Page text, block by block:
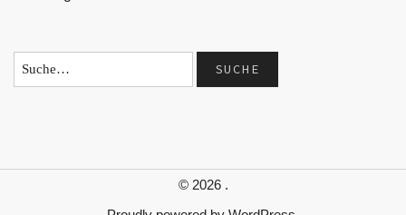
© 2026 .